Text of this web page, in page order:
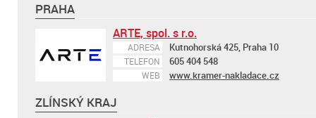
PRAHA
ARTE, spol. s r.o.
ADRESA Kutnohorská 425, Praha 10
TELEFON 605 404 548
WEB www.kramer-nakladace.cz
ZLÍNSKÝ KRAJ